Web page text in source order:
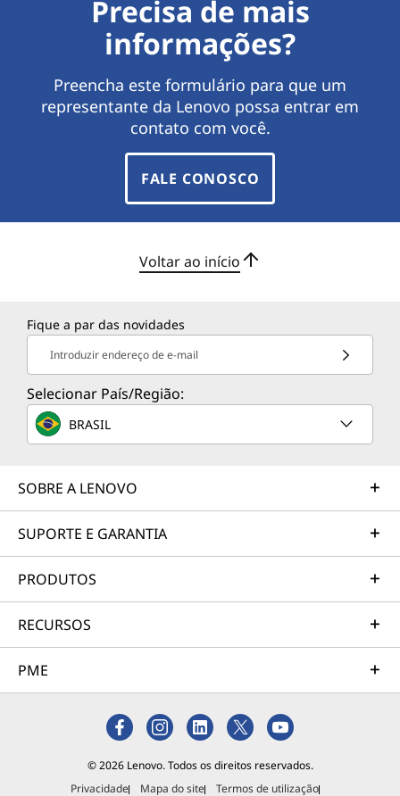
Precisa de mais
informações?
Preencha este formulário para que um
representante da Lenovo possa entrar em
contato com você.
FALE CONOSCO
Voltar ao início
Fique a par das novidades
Introduzir endereço de e-mail
Selecionar País/Região:
BRASIL
SOBRE A LENOVO
SUPORTE E GARANTIA
PRODUTOS
RECURSOS
PME
© 2026 Lenovo. Todos os direitos reservados.
Privacidade
Mapa do site Termos de utilização